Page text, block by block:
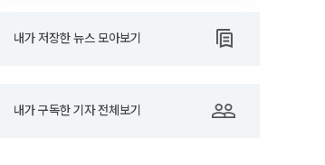
내가 저장한 뉴스 모아보기
내가 구독한 기자 전체보기